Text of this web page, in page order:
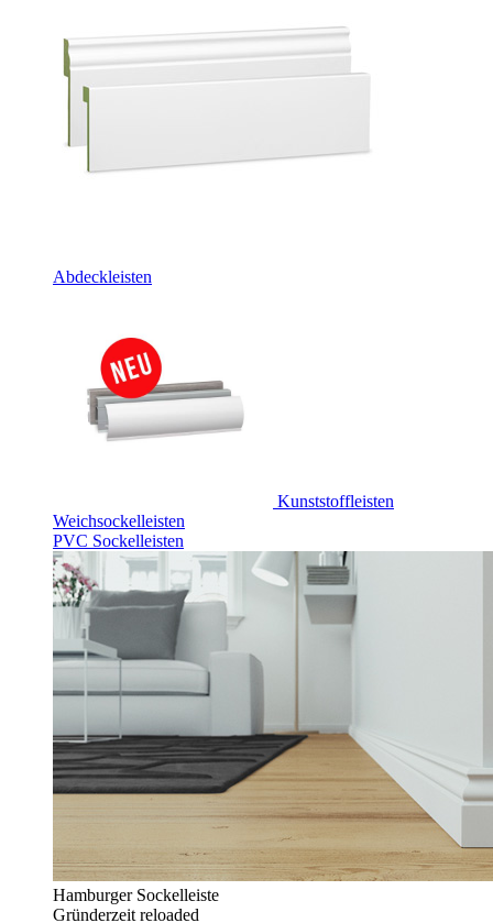
Abdeckleisten
Kunststoffleisten
Weichsockelleisten
PVC Sockelleisten
Hamburger Sockelleiste
Gründerzeit reloaded